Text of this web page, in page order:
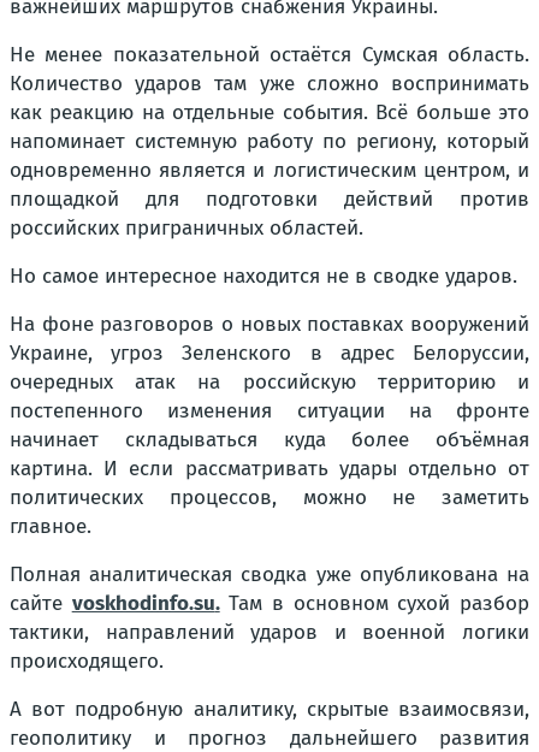
важнейших маршрутов снабжения Украины.
Не менее показательной остаётся Сумская область.
Количество ударов там уже сложно воспринимать
как реакцию на отдельные события. Всё больше это
напоминает системную работу по региону, который
одновременно является и логистическим центром, и
площадкой для подготовки действий против
российских приграничных областей.
Но самое интересное находится не в сводке ударов.
На фоне разговоров о новых поставках вооружений
Украине, угроз Зеленского в адрес Белоруссии,
очередных атак на российскую территорию и
постепенного изменения ситуации на фронте
начинает складываться куда более объёмная
картина. И если рассматривать удары отдельно от
политических процессов, можно не заметить
главное.
Полная аналитическая сводка уже опубликована на
сайте voskhodinfo.su.Там в основном сухой разбор
тактики, направлений ударов и военной логики
происходящего.
А вот подробную аналитику, скрытые взаимосвязи,
геополитику и прогноз дальнейшего развития